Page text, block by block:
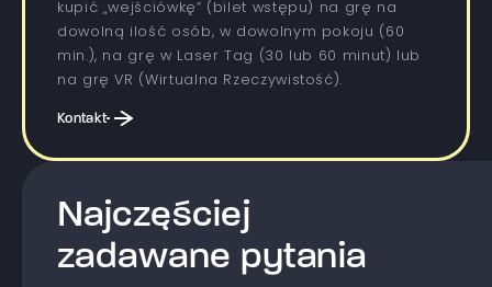
kupić „wejściówkę” (bilet wstępu) na grę na
dowolną ilość osób, w dowolnym pokoju (60
min.), na grę w Laser Tag (30 lub 60 minut) lub
na grę VR (Wirtualna Rzeczywistość).
Kontakt
Najczęściej
zadawane pytania